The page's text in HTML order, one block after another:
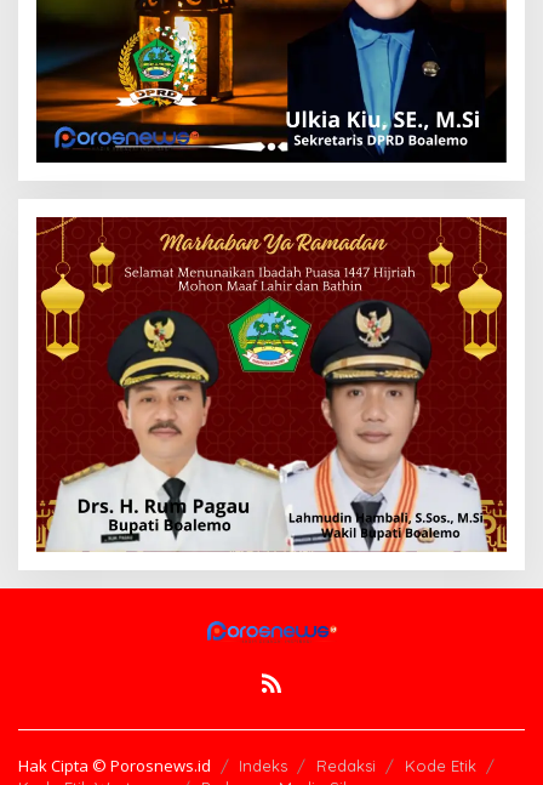
Hak Cipta © Porosnews.id Indeks Redaksi
Kode Etik